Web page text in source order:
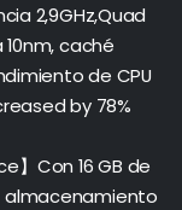
2,9GHz,Quad
caché
de CPU
by 78%
】Con 16 GB de
almacenamiento